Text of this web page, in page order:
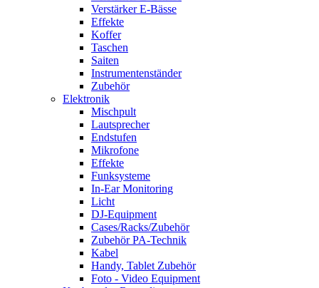
Verstärker E-Bässe
Effekte
Koffer
Taschen
Saiten
Instrumentenständer
Zubehör
Elektronik
Mischpult
Lautsprecher
Endstufen
Mikrofone
Effekte
Funksysteme
In-Ear Monitoring
Licht
DJ-Equipment
Cases/Racks/Zubehör
Zubehör PA-Technik
Kabel
Handy, Tablet Zubehör
Foto - Video Equipment